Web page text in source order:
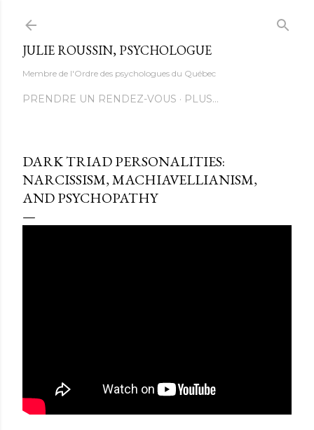
JULIE ROUSSIN, PSYCHOLOGUE
Membre de l'Ordre des psychologues du Québec
PRENDRE UN RENDEZ-VOUS PLUS…
DARK TRIAD PERSONALITIES:
NARCISSISM, MACHIAVELLIANISM,
AND PSYCHOPATHY